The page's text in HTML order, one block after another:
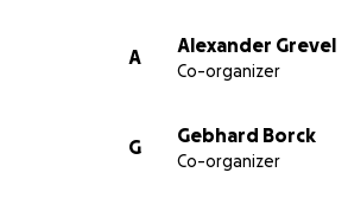
A
Alexander Grevel
Co-organizer
G
Gebhard Borck
Co-organizer